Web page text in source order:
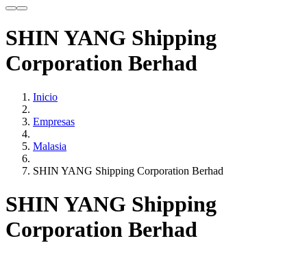
SHIN YANG Shipping
Corporation Berhad
Inicio
Empresas
Malasia
SHIN YANG Shipping Corporation Berhad
SHIN YANG Shipping
Corporation Berhad